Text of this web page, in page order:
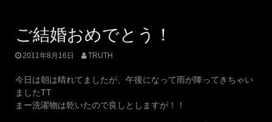
ご結婚おめでとう！
2011年8月16日 TRUTH
今日は朝は晴れてましたが、午後になって雨が降ってきちゃい
ましたTT
まー洗濯物は乾いたので良しとしますが！！